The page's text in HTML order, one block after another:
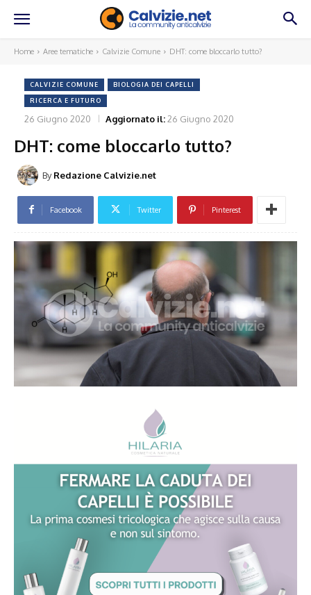
Home Aree tematiche Calvizie Comune DHT: come bloccarlo tutto?
CALVIZIE COMUNE BIOLOGIA DEI CAPELLI
RICERCA E FUTURO
26 Giugno 2020 Aggiornato il:26 Giugno 2020
DHT: come bloccarlo tutto?
By Redazione Calvizie.net
Facebook Twitter Pinterest